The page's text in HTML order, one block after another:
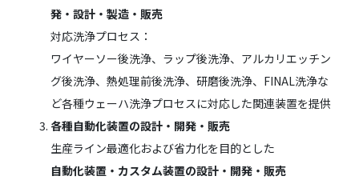
発・設計・製造・販売
対応洗浄プロセス：
ワイヤーソー後洗浄、ラップ後洗浄、アルカリエッチン
グ後洗浄、熱処理前後洗浄、研磨後洗浄、FINAL洗浄な
ど各種ウェーハ洗浄プロセスに対応した関連装置を提供
各種自動化装置の設計・開発・販売
生産ライン最適化および省力化を目的とした
自動化装置・カスタム装置の設計・開発・販売